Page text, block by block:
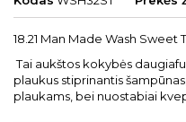
18.21 Man Made Wash Sweet
Tai aukštos kokybės
plaukus stiprinantis
plaukams, bei nuostabiai